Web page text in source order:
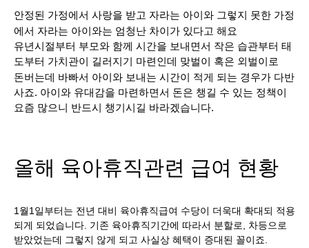
안정된 가정에서 사랑을 받고 자라는 아이와 그렇지 못한 가정
에서 자라는 아이와는 엄청난 차이가 있다고 해요
유년시절부터 부모와 함께 시간을 보내면서 작은 습관부터 태
도부터 가치관이 길러지기 마련인데 맞벌이 혹은 외벌이로
돈버는데 바빠서 아이와 보내는 시간이 적게 되는 경우가 다반
사죠. 아이와 유대감을 마련하면서 돈은 챙길 수 있는 정책이
요즘 많으니 반드시 챙기시길 바라겠습니다.
올해 육아휴직관련 급여 현황
1월1일부터는 전년 대비 육아휴직급여 수당이 더욱대 확대되 적용
되게 되었습니다. 기존 육아휴직기간에 따라서 분할로, 차등으로
받았었는데 그렇지 않게 되고 사실상 혜택이 증대된 꼴이죠.